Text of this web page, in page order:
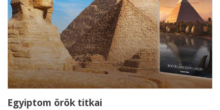
Egyiptom örök titkai